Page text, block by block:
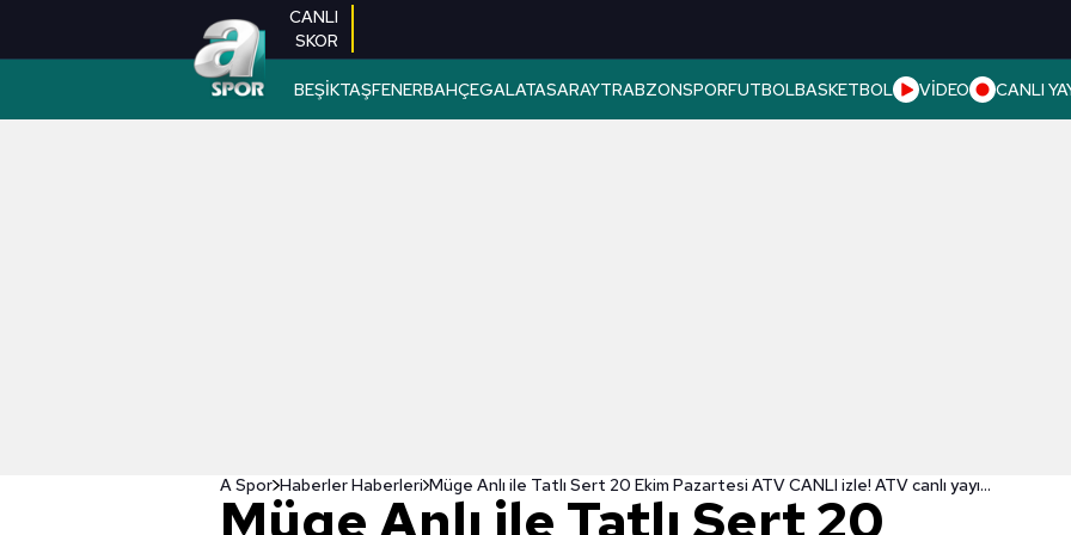
CANLI
SKOR
BEŞİKTAŞFENERBAHÇEGALATASARAYTRABZONSPORFUTBOLBASKETBOL VİDEO CANLI
A Spor Haberler Haberleri Müge Anlı ile Tatlı Sert 20 Ekim Pazartesi ATV CANLI izle! ATV canlı yayın bilgileri
Müge Anlı ile Tatlı Sert 20